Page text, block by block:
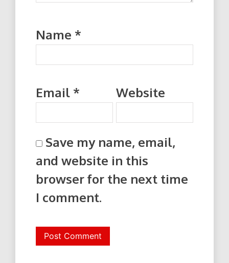
Name *
Email * Website
Save my name, email,
and website in this
browser for the next time
I comment.